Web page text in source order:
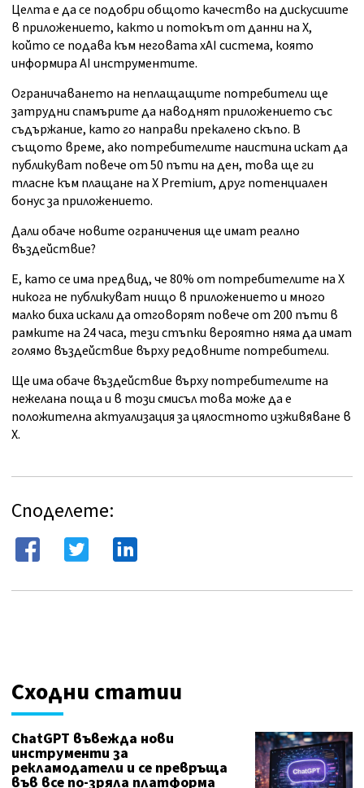
Целта е да се подобри общото качество на дискусиите
в приложението, както и потокът от данни на X,
който се подава към неговата xAI система, която
информира AI инструментите.
Ограничаването на неплащащите потребители ще
затрудни спамърите да наводнят приложението със
съдържание, като го направи прекалено скъпо. В
същото време, ако потребителите наистина искат да
публикуват повече от 50 пъти на ден, това ще ги
тласне към плащане на X Premium, друг потенциален
бонус за приложението.
Дали обаче новите ограничения ще имат реално
въздействие?
Е, като се има предвид, че 80% от потребителите на X
никога не публикуват нищо в приложението и много
малко биха искали да отговорят повече от 200 пъти в
рамките на 24 часа, тези стъпки вероятно няма да имат
голямо въздействие върху редовните потребители.
Ще има обаче въздействие върху потребителите на
нежелана поща и в този смисъл това може да е
положителна актуализация за цялостното изживяване в
X.
Споделете:
Сходни статии
ChatGPT въвежда нови
инструменти за
рекламодатели и се превръща
във все по-зряла платформа